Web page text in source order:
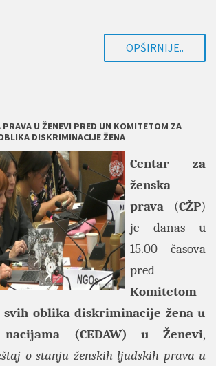
OPŠIRNIJE..
PRAVA U ŽENEVI PRED UN KOMITETOM ZA
DISKRIMINACIJE ŽENA
Centar za
ženska
prava (CŽP)
je danas u
15.00 časova
pred
Komitetom
oblika diskriminacije žena u
(CEDAW) u Ženevi,
o stanju ženskih ljudskih prava u